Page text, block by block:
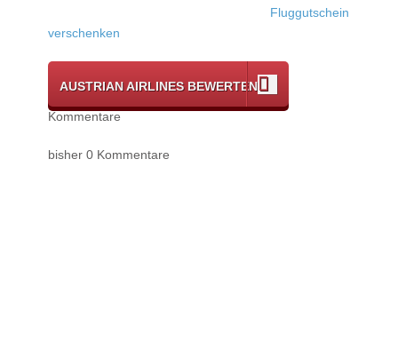
Fluggutschein
verschenken
AUSTRIAN AIRLINES BEWERTEN
Kommentare
bisher 0 Kommentare